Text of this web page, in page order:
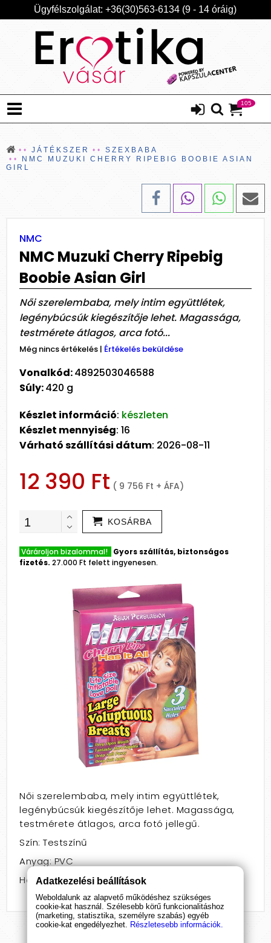
Ügyfélszolgálat: +36(30)563-6134 (9 - 14 óráig)
105
JÁTÉKSZER
SZEXBABA
NMC MUZUKI CHERRY RIPEBIG BOOBIE ASIAN
GIRL
NMC
NMC Muzuki Cherry Ripebig
Boobie Asian Girl
Női szerelembaba, mely intim együttlétek,
legénybúcsúk kiegészítője lehet. Magassága,
testmérete átlagos, arca fotó...
Még nincs értékelés | Értékelés beküldése
Vonalkód:4892503046588
Súly:420 g
Készlet információ: készleten
Készlet mennyiség: 16
Várható szállítási dátum: 2026-08-11
12 390 Ft ( 9 756 Ft + ÁFA)
KOSÁRBA
Várároljon bizalommal! Gyors szállítás, biztonságos
fizetés. 27.000 Ft felett ingyenesen.
Női szerelembaba, mely intim együttlétek,
legénybúcsúk kiegészítője lehet. Magassága,
testmérete átlagos, arca fotó jellegű.
Szín: Testszínű
Anyag: PVC
Hossz: 101 - 160
Adatkezelési beállítások
Weboldalunk az alapvető működéshez szükséges
cookie-kat használ. Szélesebb körű funkcionalitáshoz
(marketing, statisztika, személyre szabás) egyéb
cookie-kat engedélyezhet. Részletesebb információk.